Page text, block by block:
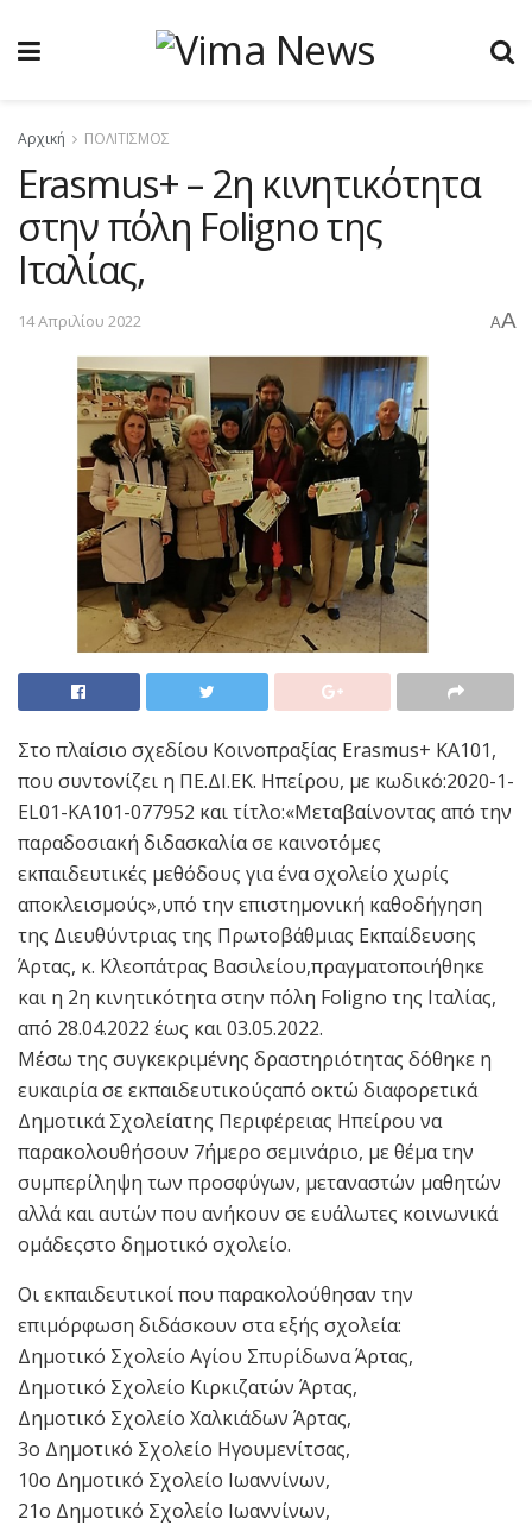
Αρχική ΠΟΛΙΤΙΣΜΟΣ
Erasmus+ – 2η κινητικότητα
στην πόλη Foligno της
Ιταλίας,
14 Απριλίου 2022 AA
Στο πλαίσιο σχεδίου Κοινοπραξίας Erasmus+ KA101,
που συντονίζει η ΠΕ.ΔΙ.ΕΚ. Ηπείρου, με κωδικό:2020-1-
EL01-KA101-077952 και τίτλο:«Μεταβαίνοντας από την
παραδοσιακή διδασκαλία σε καινοτόμες
εκπαιδευτικές μεθόδους για ένα σχολείο χωρίς
αποκλεισμούς»,υπό την επιστημονική καθοδήγηση
της Διευθύντριας της Πρωτοβάθμιας Εκπαίδευσης
Άρτας, κ. Κλεοπάτρας Βασιλείου,πραγματοποιήθηκε
και η 2η κινητικότητα στην πόλη Foligno της Ιταλίας,
από 28.04.2022 έως και 03.05.2022.
Μέσω της συγκεκριμένης δραστηριότητας δόθηκε η
ευκαιρία σε εκπαιδευτικούςαπό οκτώ διαφορετικά
Δημοτικά Σχολείατης Περιφέρειας Ηπείρου να
παρακολουθήσουν 7ήμερο σεμινάριο, με θέμα την
συμπερίληψη των προσφύγων, μεταναστών μαθητών
αλλά και αυτών που ανήκουν σε ευάλωτες κοινωνικά
ομάδεςστο δημοτικό σχολείο.
Οι εκπαιδευτικοί που παρακολούθησαν την
επιμόρφωση διδάσκουν στα εξής σχολεία:
Δημοτικό Σχολείο Αγίου Σπυρίδωνα Άρτας,
Δημοτικό Σχολείο Κιρκιζατών Άρτας,
Δημοτικό Σχολείο Χαλκιάδων Άρτας,
3ο Δημοτικό Σχολείο Ηγουμενίτσας,
10ο Δημοτικό Σχολείο Ιωαννίνων,
21ο Δημοτικό Σχολείο Ιωαννίνων,